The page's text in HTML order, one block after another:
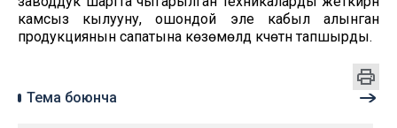
камсыз кылууну, ошондой эле кабыл алынган
продукциянын сапатына көзөмөлдү күчөтүүнү тапшырды.
Тема боюнча